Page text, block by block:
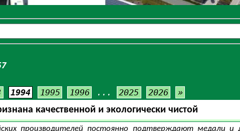
1994 1995 1996 ... 2025 2026
»
качественной и экологически чистой
производителей постоянно подтверждают медали